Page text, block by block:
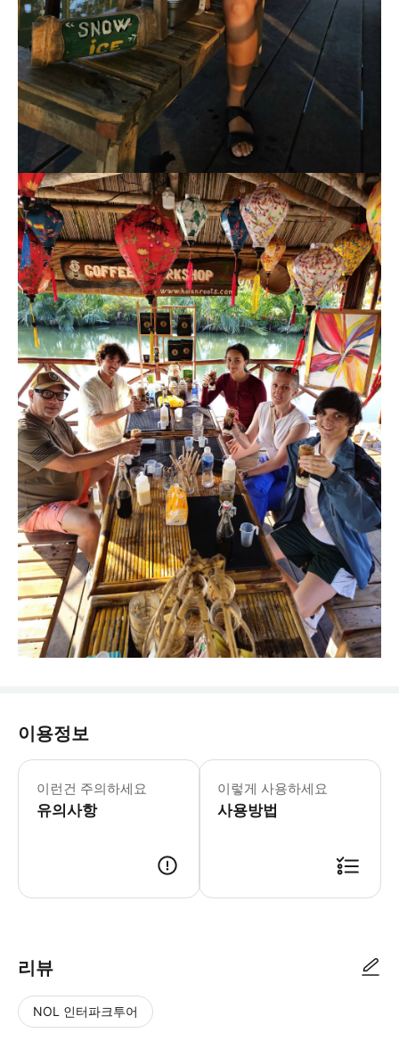
이용정보
이런건 주의하세요
유의사항
* 야외 농장 활동에 적합한 편안한 의
이렇게 사용하세요
사용방법
리뷰
NOL 인터파크투어